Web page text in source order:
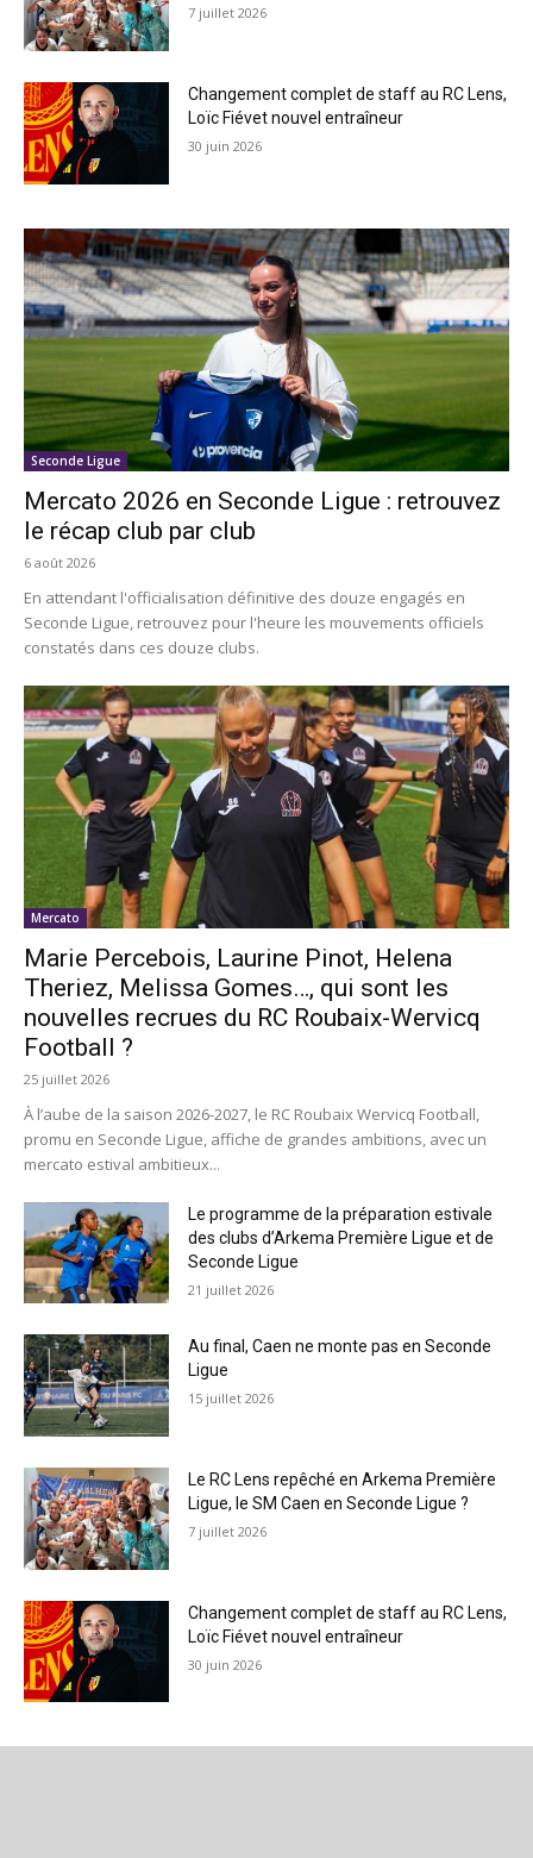
7 juillet 2026
Changement complet de staff au RC Lens,
Loïc Fiévet nouvel entraîneur
30 juin 2026
Seconde Ligue
Mercato 2026 en Seconde Ligue : retrouvez
le récap club par club
6 août 2026
En attendant l'officialisation définitive des douze engagés en
Seconde Ligue, retrouvez pour l'heure les mouvements officiels
constatés dans ces douze clubs.
Mercato
Marie Percebois, Laurine Pinot, Helena
Theriez, Melissa Gomes…, qui sont les
nouvelles recrues du RC Roubaix-Wervicq
Football ?
25 juillet 2026
À l’aube de la saison 2026-2027, le RC Roubaix Wervicq Football,
promu en Seconde Ligue, affiche de grandes ambitions, avec un
mercato estival ambitieux...
Le programme de la préparation estivale
des clubs d’Arkema Première Ligue et de
Seconde Ligue
21 juillet 2026
Au final, Caen ne monte pas en Seconde
Ligue
15 juillet 2026
Le RC Lens repêché en Arkema Première
Ligue, le SM Caen en Seconde Ligue ?
7 juillet 2026
Changement complet de staff au RC Lens,
Loïc Fiévet nouvel entraîneur
30 juin 2026